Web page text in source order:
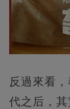
反過來看
代之后，